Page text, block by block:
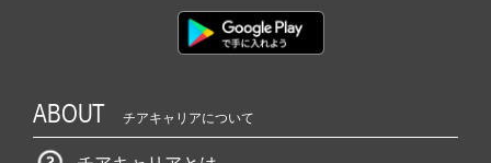
か
ら
ウ
ト
ABOUT チアキャリアについて